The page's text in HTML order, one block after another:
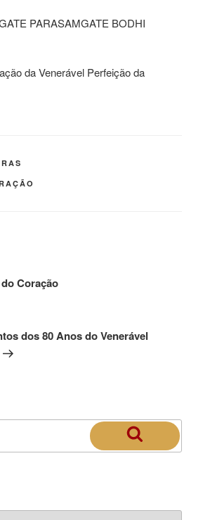
PARASAMGATE BODHI
da Venerável Perfeição da
Coração
dos 80 Anos do Venerável